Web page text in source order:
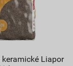
keramické Liapor